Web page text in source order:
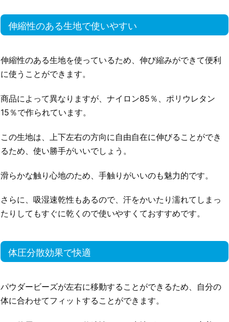
伸縮性のある生地で使いやすい
伸縮性のある生地を使っているため、伸び縮みができて便利
に使うことができます。
商品によって異なりますが、ナイロン85％、ポリウレタン
15％で作られています。
この生地は、上下左右の方向に自由自在に伸びることができ
るため、使い勝手がいいでしょう。
滑らかな触り心地のため、手触りがいいのも魅力的です。
さらに、吸湿速乾性もあるので、汗をかいたり濡れてしまっ
たりしてもすぐに乾くので使いやすくておすすめです。
体圧分散効果で快適
パウダービーズが左右に移動することができるため、自分の
体に合わせてフィットすることができます。